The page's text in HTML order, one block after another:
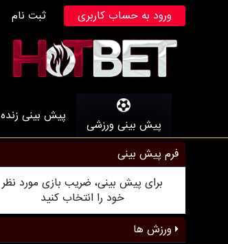
ورود به حساب کاربری ثبت نام
پیش بینی ورزشی
پیش بینی زنده
فرم پیش بینی
برای پیش بینی، ضریب بازی مورد نظر
خود را انتخاب کنید
ورزش ها